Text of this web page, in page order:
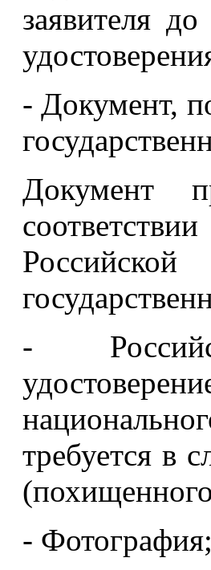
заявителя
- Документ,
Документ
-
требуется в
- Фотография;